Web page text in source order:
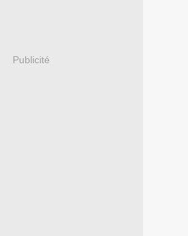
Publicité